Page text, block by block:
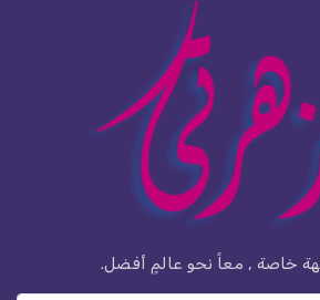
خاصة , معاً نحو عالمٍ أفضل.